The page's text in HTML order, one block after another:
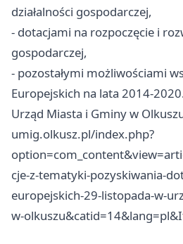
działalności gospodarczej,
- dotacjami na rozpoczęcie i
gospodarczej,
- pozostałymi możliwościami
Europejskich na lata 2014-
Urząd Miasta i Gminy w
umig.olkusz.pl/index.php?
cje-z-tematyki-pozyskiwania-
europejskich-29-listopada-w-
w-